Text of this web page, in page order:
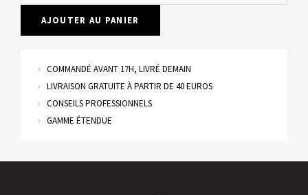
AJOUTER AU PANIER
COMMANDÉ AVANT 17H, LIVRÉ DEMAIN
LIVRAISON GRATUITE À PARTIR DE 40 EUROS
CONSEILS PROFESSIONNELS
GAMME ÉTENDUE